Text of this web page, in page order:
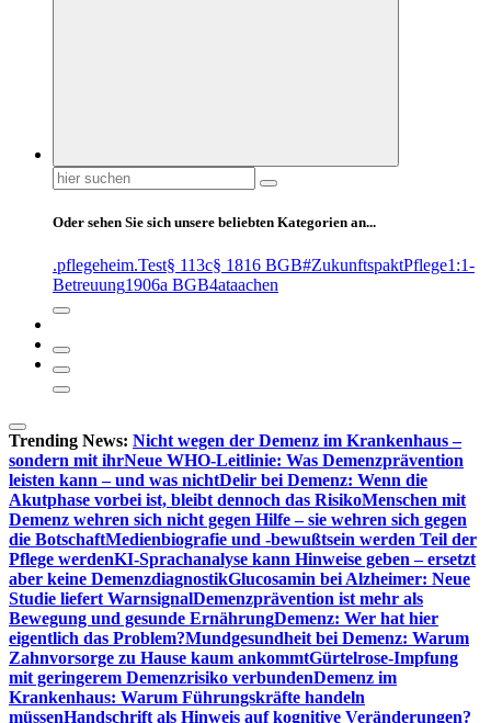
Suchen
nach:
Oder sehen Sie sich unsere beliebten Kategorien an...
.pflegeheim.Test§ 113c§ 1816 BGB#ZukunftspaktPflege1:1-
Betreuung1906a BGB4ataachen
Trending News: Nicht wegen der Demenz im Krankenhaus –
sondern mit ihrNeue WHO-Leitlinie: Was Demenzprävention
leisten kann – und was nichtDelir bei Demenz: Wenn die
Akutphase vorbei ist, bleibt dennoch das RisikoMenschen mit
Demenz wehren sich nicht gegen Hilfe – sie wehren sich gegen
die BotschaftMedienbiografie und -bewußtsein werden Teil der
Pflege werdenKI-Sprachanalyse kann Hinweise geben – ersetzt
aber keine DemenzdiagnostikGlucosamin bei Alzheimer: Neue
Studie liefert WarnsignalDemenzprävention ist mehr als
Bewegung und gesunde ErnährungDemenz: Wer hat hier
eigentlich das Problem?Mundgesundheit bei Demenz: Warum
Zahnvorsorge zu Hause kaum ankommtGürtelrose-Impfung
mit geringerem Demenzrisiko verbundenDemenz im
Krankenhaus: Warum Führungskräfte handeln
müssenHandschrift als Hinweis auf kognitive Veränderungen?